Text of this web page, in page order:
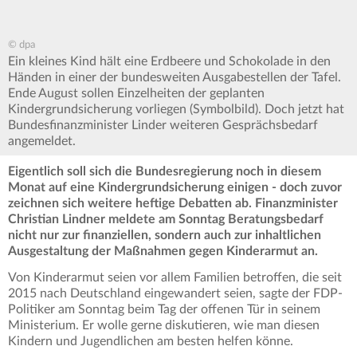
© dpa
Ein kleines Kind hält eine Erdbeere und Schokolade in den
Händen in einer der bundesweiten Ausgabestellen der Tafel.
Ende August sollen Einzelheiten der geplanten
Kindergrundsicherung vorliegen (Symbolbild). Doch jetzt hat
Bundesfinanzminister Linder weiteren Gesprächsbedarf
angemeldet.
Eigentlich soll sich die Bundesregierung noch in diesem
Monat auf eine Kindergrundsicherung einigen - doch zuvor
zeichnen sich weitere heftige Debatten ab. Finanzminister
Christian Lindner meldete am Sonntag Beratungsbedarf
nicht nur zur finanziellen, sondern auch zur inhaltlichen
Ausgestaltung der Maßnahmen gegen Kinderarmut an.
Von Kinderarmut seien vor allem Familien betroffen, die seit
2015 nach Deutschland eingewandert seien, sagte der FDP-
Politiker am Sonntag beim Tag der offenen Tür in seinem
Ministerium. Er wolle gerne diskutieren, wie man diesen
Kindern und Jugendlichen am besten helfen könne.